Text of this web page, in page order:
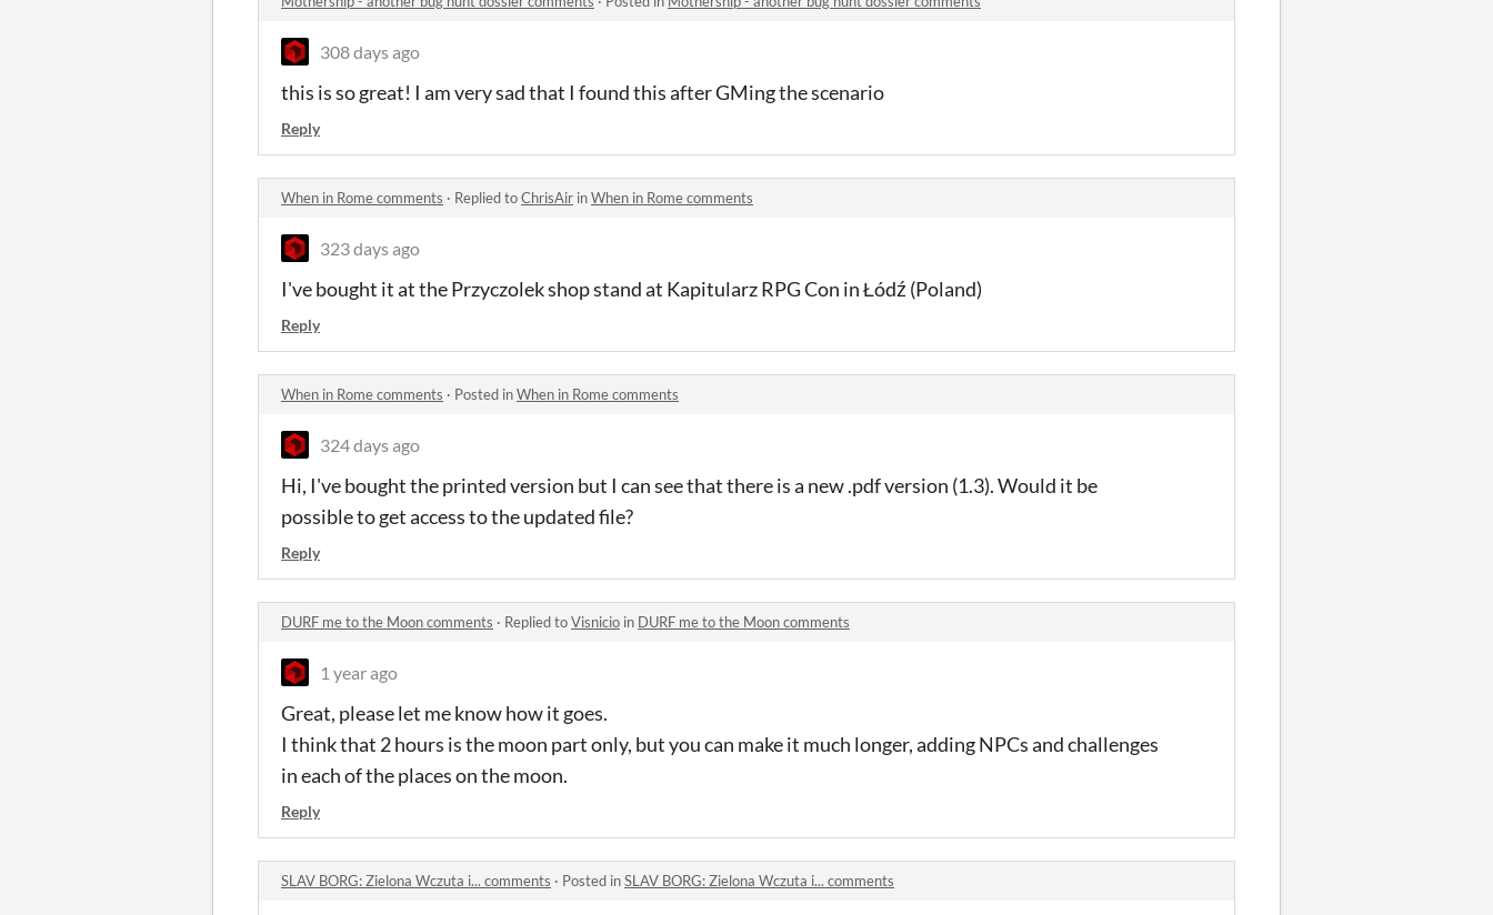
308 days ago
this is so great! I am very sad that I found this after GMing the scenario
Reply
When in Rome comments · Replied toChrisAir inWhen in Rome comments
323 days ago
I've bought it at the Przyczolek shop stand at Kapitularz RPG Con in Łódź (Poland)
Reply
When in Rome comments · Posted inWhen in Rome comments
324 days ago
Hi, I've bought the printed version but I can see that there is a new .pdf version (1.3). Would it be
possible to get access to the updated file?
Reply
DURF me to the Moon comments · Replied toVisnicio in DURF me to the Moon comments
1 year ago
Great, please let me know how it goes.
I think that 2 hours is the moon part only, but you can make it much longer, adding NPCs and challenges
in each of the places on the moon.
Reply
SLAV BORG: Zielona Wczuta i... comments · Posted inSLAV BORG: Zielona Wczuta i... comments